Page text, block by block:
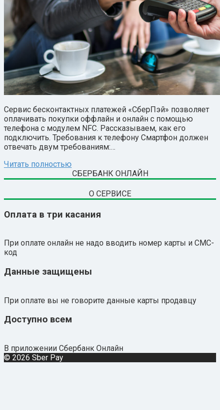
Сервис бесконтактных платежей «СберПэй» позволяет
оплачивать покупки оффлайн и онлайн с помощью
телефона с модулем NFC. Рассказываем, как его
подключить. Требования к телефону Смартфон должен
отвечать двум требованиям:…
Читать полностью
СБЕРБАНК ОНЛАЙН
О СЕРВИСЕ
Оплата в три касания
При оплате онлайн не надо вводить номер карты и СМС-
код
Данные защищены
При оплате вы не говорите данные карты продавцу
Доступно всем
В приложении Сбербанк Онлайн
© 2026 Sber Pay